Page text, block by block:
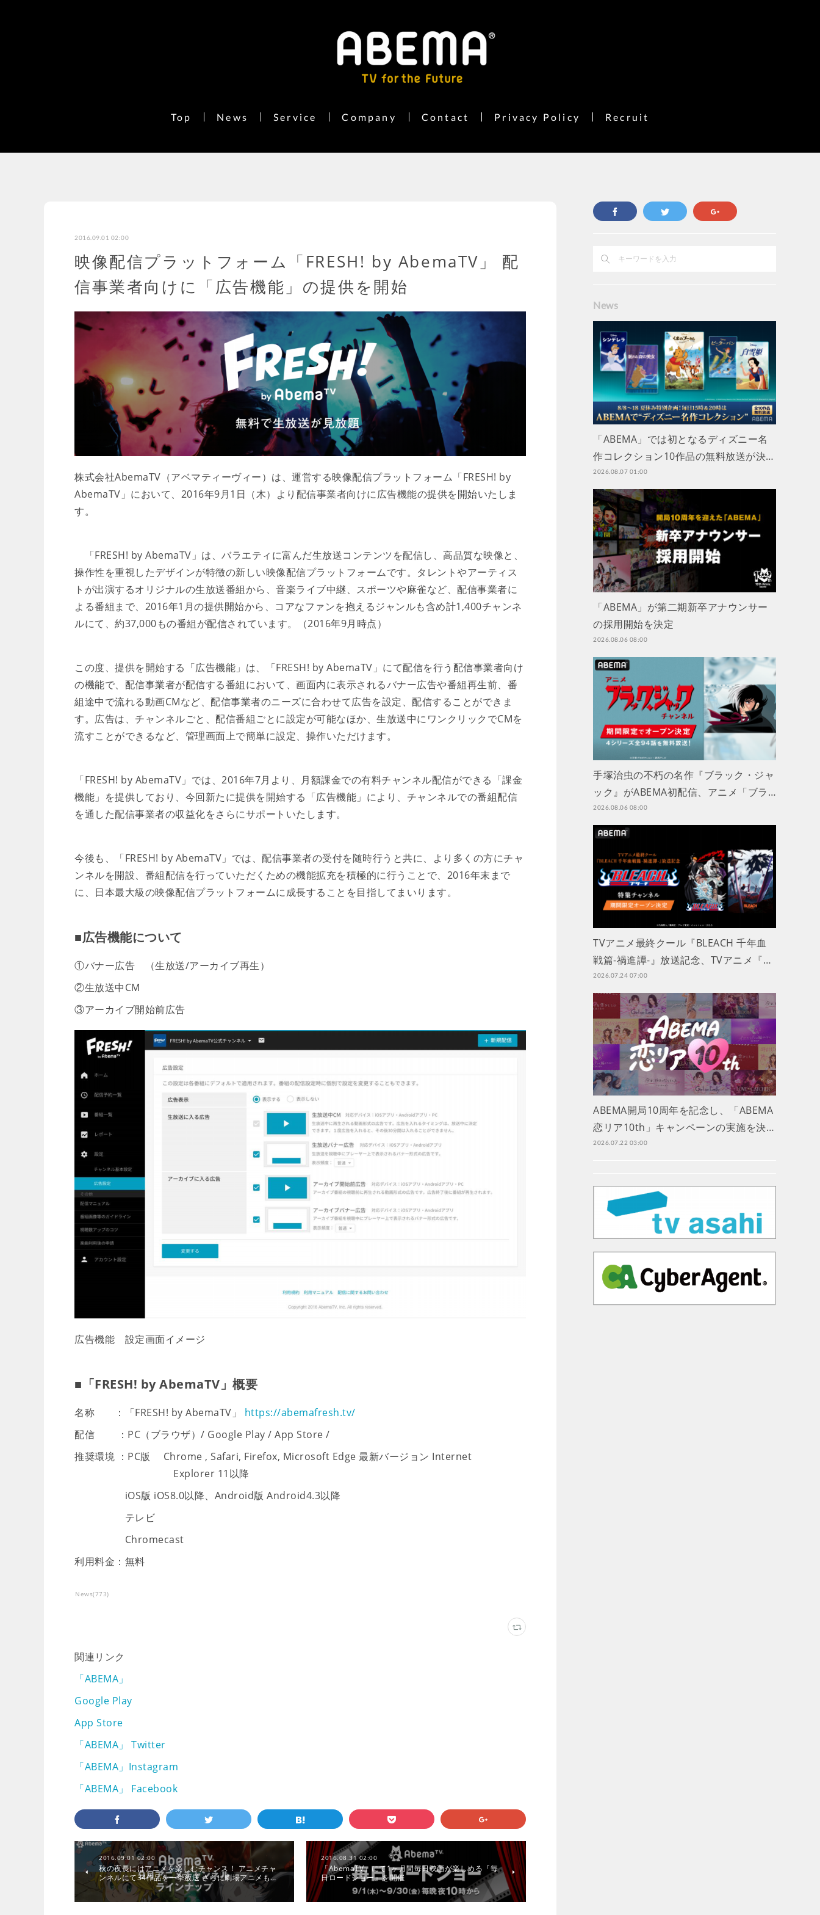
Top News Service Company Contact Privacy Policy Recruit
2016.09.01 02:00
映像配信プラットフォーム「FRESH! by AbemaTV」 配
信事業者向けに「広告機能」の提供を開始
株式会社AbemaTV（アベマティーヴィー）は、運営する映像配信プラットフォーム「FRESH! by
AbemaTV」において、2016年9月1日（木）より配信事業者向けに広告機能の提供を開始いたしま
す。
「FRESH! by AbemaTV」は、バラエティに富んだ生放送コンテンツを配信し、高品質な映像と、
操作性を重視したデザインが特徴の新しい映像配信プラットフォームです。タレントやアーティス
トが出演するオリジナルの生放送番組から、音楽ライブ中継、スポーツや麻雀など、配信事業者に
よる番組まで、2016年1月の提供開始から、コアなファンを抱えるジャンルも含め計1,400チャンネ
ルにて、約37,000もの番組が配信されています。（2016年9月時点）
この度、提供を開始する「広告機能」は、「FRESH! by AbemaTV」にて配信を行う配信事業者向け
の機能で、配信事業者が配信する番組において、画面内に表示されるバナー広告や番組再生前、番
組途中で流れる動画CMなど、配信事業者のニーズに合わせて広告を設定、配信することができま
す。広告は、チャンネルごと、配信番組ごとに設定が可能なほか、生放送中にワンクリックでCMを
流すことができるなど、管理画面上で簡単に設定、操作いただけます。
「FRESH! by AbemaTV」では、2016年7月より、月額課金での有料チャンネル配信ができる「課金
機能」を提供しており、今回新たに提供を開始する「広告機能」により、チャンネルでの番組配信
を通した配信事業者の収益化をさらにサポートいたします。
今後も、「FRESH! by AbemaTV」では、配信事業者の受付を随時行うと共に、より多くの方にチャ
ンネルを開設、番組配信を行っていただくための機能拡充を積極的に行うことで、2016年末まで
に、日本最大級の映像配信プラットフォームに成長することを目指してまいります。
■広告機能について
①バナー広告 （生放送/アーカイブ再生）
②生放送中CM
③アーカイブ開始前広告
広告機能 設定画面イメージ
■「FRESH! by AbemaTV」概要
名称 ：「FRESH! by AbemaTV」
https://abemafresh.tv/
配信 ：PC（ブラウザ）/ Google Play / App Store /
推奨環境 ：PC版 Chrome , Safari, Firefox, Microsoft Edge 最新バージョン Internet
Explorer 11以降
iOS版 iOS8.0以降、Android版 Android4.3以降
テレビ
Chromecast
利用料金：無料
News(773)
関連リンク
「ABEMA」
Google Play
App Store
「ABEMA」 Twitter
「ABEMA」Instagram
「ABEMA」 Facebook
2016.09.01 02:00
秋の夜長にはアニメを楽しむチャンス！ アニメチャ
ンネルにて34作品を一挙放送 さらに劇場アニメも…
2016.08.31 02:00
「AbemaTV」にて1ヶ月間毎日映画が楽しめる『毎
日ロードショー』を開催
News
「ABEMA」では初となるディズニー名
作コレクション10作品の無料放送が決…
2026.08.07 01:00
「ABEMA」が第二期新卒アナウンサー
の採用開始を決定
2026.08.06 08:00
手塚治虫の不朽の名作『ブラック・ジャ
ック』がABEMA初配信、アニメ「ブラ…
2026.08.06 08:00
TVアニメ最終クール『BLEACH 千年血
戦篇-禍進譚-』放送記念、TVアニメ『…
2026.07.24 07:00
ABEMA開局10周年を記念し、「ABEMA
恋リア10th」キャンペーンの実施を決…
2026.07.22 03:00